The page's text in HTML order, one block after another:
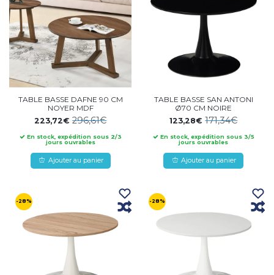
TABLE BASSE DAFNE 90 CM
NOYER MDF
223,72€296,61€
En stock, expédition sous 2/3
jours ouvrables
Ajouter au panier
TABLE BASSE SAN ANTONI
Ø70 CM NOIRE
123,28€171,34€
En stock, expédition sous 3/5
jours ouvrables
Ajouter au panier
-28% -28%